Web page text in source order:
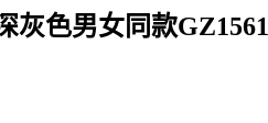
灰色男女同款GZ1561